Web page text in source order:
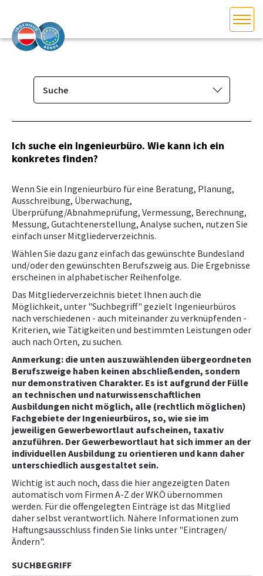
DAS INGENIEURBÜRO
INTERESSEN­VERTRETUNG
MITGLIEDER­VERZEICHNIS
SERVICE
KONTAKT
PRÜFING
KAMPAGNE
Suche
Mitglieder­verzeichnis
Suche
Eintragen/Ändern
Ich suche ein Ingenieurbüro. Wie kann ich ein
konkretes finden?
Wenn Sie ein Ingenieurbüro für eine Beratung, Planung,
Ausschreibung, Überwachung,
Überprüfung/Abnahmeprüfung, Vermessung, Berechnung,
Messung, Gutachtenerstellung, Analyse suchen, nutzen Sie
einfach unser Mitgliederverzeichnis.
Wählen Sie dazu ganz einfach das gewünschte Bundesland
und/oder den gewünschten Berufszweig aus. Die Ergebnisse
erscheinen in alphabetischer Reihenfolge.
Das Mitgliederverzeichnis bietet Ihnen auch die
Möglichkeit, unter "Suchbegriff" gezielt Ingenieurbüros
nach verschiedenen - auch miteinander zu verknüpfenden -
Kriterien, wie Tätigkeiten und bestimmten Leistungen oder
auch nach Orten, zu suchen.
Anmerkung: die unten auszuwählenden übergeordneten
Berufszweige haben keinen abschließenden, sondern
nur demonstrativen Charakter. Es ist aufgrund der Fülle
an technischen und naturwissenschaftlichen
Ausbildungen nicht möglich, alle (rechtlich möglichen)
Fachgebiete der Ingenieurbüros, so, wie sie im
jeweiligen Gewerbewortlaut aufscheinen, taxativ
anzuführen. Der Gewerbewortlaut hat sich immer an der
individuellen Ausbildung zu orientieren und kann daher
unterschiedlich ausgestaltet sein.
Wichtig ist auch noch, dass die hier angezeigten Daten
automatisch vom Firmen A-Z der WKÖ übernommen
werden. Für die offengelegten Einträge ist das Mitglied
daher selbst verantwortlich. Nähere Informationen zum
Haftungsausschluss finden Sie links unter "Eintragen/
Ändern".
SUCHBEGRIFF